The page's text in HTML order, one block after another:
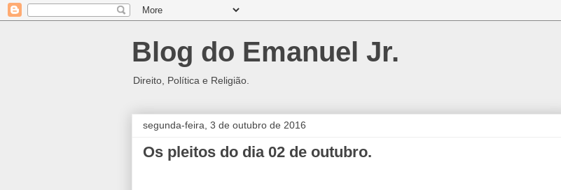
Blog do Emanuel Jr.
Direito, Política e Religião.
segunda-feira, 3 de outubro de 2016
Os pleitos do dia 02 de outubro.